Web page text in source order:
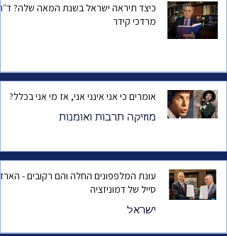
כיצד תיראה ישראל בשנת המאה
מרדכי קידר
אומרים כי אני אינני אני, אז מי אני בכלל?
מוזיקה תרבות ואומנות
עונת המלפפונים החלה והם רקובים -
סייל של דמוניזציה
ישראל